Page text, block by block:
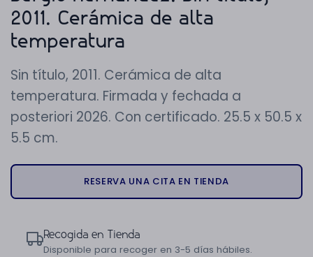
2011. Cerámica de alta
temperatura
Sin título, 2011. Cerámica de alta
temperatura. Firmada y fechada a
posteriori 2026. Con certificado. 25.5 x 50.5 x
5.5 cm.
RESERVA UNA CITA EN TIENDA
Recogida en Tienda
Disponible para recoger en 3-5 días hábiles.